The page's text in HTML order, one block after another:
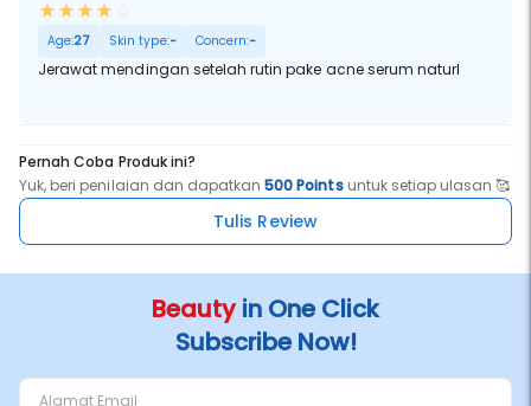
Age:27 Skin type:- Concern:-
Jerawat mendingan setelah rutin pake acne serum naturl
Pernah Coba Produk ini?
Yuk, beri penilaian dan dapatkan500 Pointsuntuk setiap ulasan 🥰
Tulis Review
Beautyin One Click
Subscribe Now!